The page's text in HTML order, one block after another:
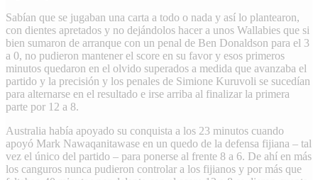
Sabían que se jugaban una carta a todo o nada y así lo plantearon,
con dientes apretados y no dejándolos hacer a unos Wallabies que si
bien sumaron de arranque con un penal de Ben Donaldson para el 3
a 0, no pudieron mantener el score en su favor y esos primeros
minutos quedaron en el olvido superados a medida que avanzaba el
partido y la precisión y los penales de Simione Kuruvoli se sucedían
para alternarse en el resultado e irse arriba al finalizar la primera
parte por 12 a 8.
Australia había apoyado su conquista a los 23 minutos cuando
apoyó Mark Nawaqanitawase en un quedo de la defensa fijiana – tal
vez el único del partido – para ponerse al frente 8 a 6. De ahí en más
los canguros nunca pudieron controlar a los fijianos y por más que